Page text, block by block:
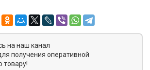
на наш канал
получения оперативной
товару!